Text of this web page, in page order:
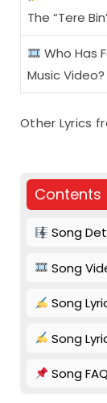
The “Tere
Who Has
Music Video?
Other Lyrics
Contents
Song
Song
Song
Song
Song